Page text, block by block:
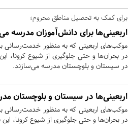
برای کمک به تحصیل مناطق محروم؛
اربعینی‌ها برای دانش‌آموزان مدرسه
موکب‌های اربعینی که به منظور خدمت‌رسانی
در بحران‌ها و حتی جلوگیری از شیوع کرونا،
در سیستان و بلوچستان مدرسه می‌سازند.
اربعینی‌ها در سیستان و بلوچستان
موکب‌های اربعینی که به منظور خدمت‌رسانی
در بحران‌ها و حتی جلوگیری از شیوع کرونا،